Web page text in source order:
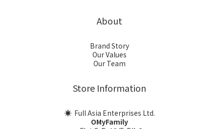
About
Brand Story
Our Values
Our Team
Store Information
☀ Full Asia Enterprises Ltd.
OMyFamily